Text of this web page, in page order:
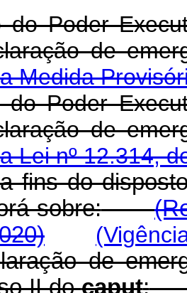
Poder
de
Medida
Poder
de
Lei nº 12.314,
fins do
sobre:
de
II docaput;